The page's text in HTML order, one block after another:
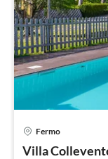
Fermo
Villa